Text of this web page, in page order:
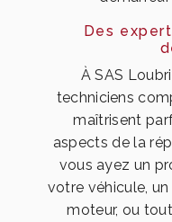
Des
À SAS
techniciens
maîtrisent
aspects de la
vous ayez un
votre véhicule,
moteur, ou